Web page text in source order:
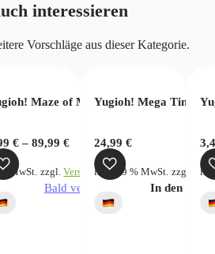
interessieren
Vorschläge aus dieser Kategorie.
25th Anniversary (DE)
Dieses
Maze of Muertos
€–89,99€
MwSt. zzgl.Versandkosten
Bald verfügbar
Yugioh! Mega Tin Box
24,99 €
inkl. 19 % MwSt. zzgl.
In den